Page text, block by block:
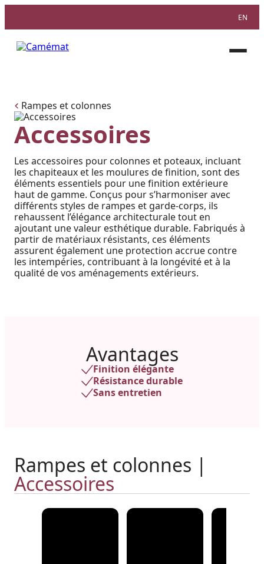
EN
Rampes et colonnes
Accessoires
Les accessoires pour colonnes et poteaux, incluant
les chapiteaux et les moulures de finition, sont des
éléments essentiels pour une finition extérieure
haut de gamme. Conçus pour s’harmoniser avec
différents styles de rampes et garde-corps, ils
rehaussent l’élégance architecturale tout en
ajoutant une valeur esthétique durable. Fabriqués à
partir de matériaux résistants, ces éléments
assurent également une protection accrue contre
les intempéries, contribuant à la longévité et à la
qualité de vos aménagements extérieurs.
Avantages
Finition élégante
Résistance durable
Sans entretien
Rampes et colonnes |
Accessoires